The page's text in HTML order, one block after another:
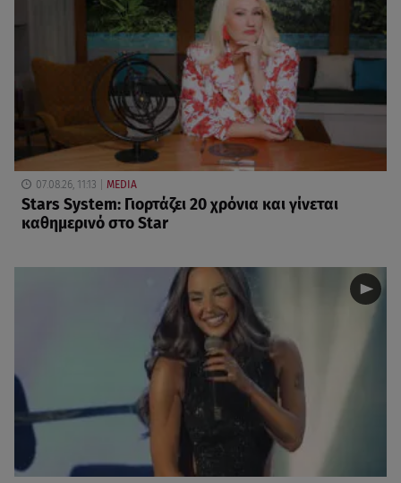
07.08.26, 11:13 MEDIA
Stars System: Γιορτάζει 20 χρόνια και γίνεται
καθημερινό στο Star